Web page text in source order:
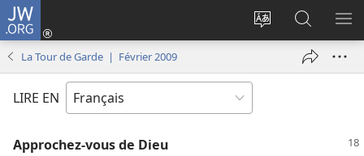
JW.ORG
Changer
langue
Se
connecter
nouvelle
sur
JW.ORG
La Tour de Garde | Février 2009
LIRE EN
Approchez-​vous de Dieu